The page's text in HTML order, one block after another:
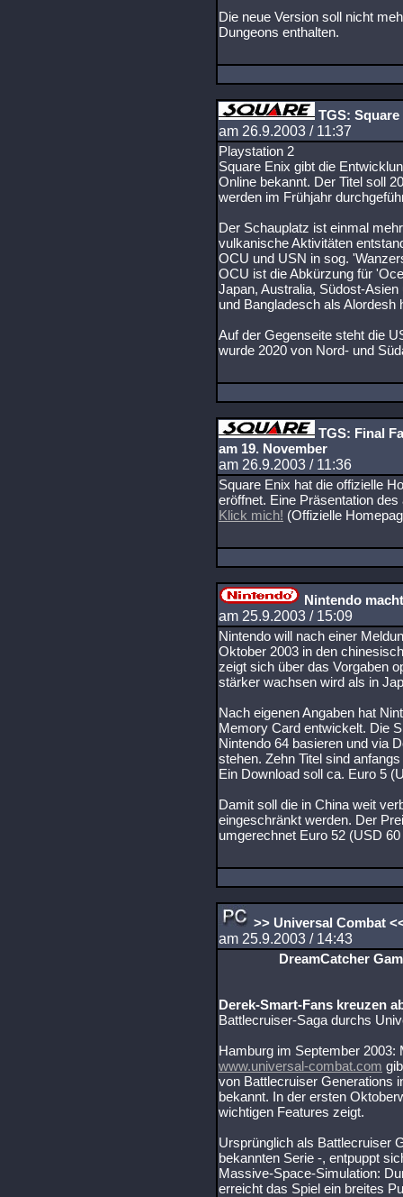
Die neue Version soll nicht
Dungeons enthalten.
TGS:
am 26.9.2003 / 11:37
Playstation 2
Square Enix gibt die
Online bekannt. Der Titel soll
werden im Frühjahr
Der Schauplatz ist einmal
vulkanische Aktivitäten
OCU und USN in sog.
OCU ist die Abkürzung für
Japan, Australia, Südost-
und Bangladesch als Alordesh
Auf der Gegenseite steht die
wurde 2020 von Nord- und
TGS: Final
am 19. November
am 26.9.2003 / 11:36
Square Enix hat die offizielle
eröffnet. Eine Präsentation
Klick mich! (Offizielle
Nintendo
am 25.9.2003 / 15:09
Nintendo will nach einer
Oktober 2003 in den
zeigt sich über das Vorgaben
stärker wachsen wird als in
Nach eigenen Angaben hat
Memory Card entwickelt. Die
Nintendo 64 basieren und via
stehen. Zehn Titel sind
Ein Download soll ca. Euro 5
Damit soll die in China weit
eingeschränkt werden. Der
umgerechnet Euro 52 (USD
>> Universal Combat
am 25.9.2003 / 14:43
DreamCatcher
Derek-Smart-Fans kreuzen
Battlecruiser-Saga durchs
Hamburg im September 2003:
www.universal-combat.com
von Battlecruiser Generations
bekannt. In der ersten
wichtigen Features zeigt.
Ursprünglich als Battlecruiser
bekannten Serie -, entpuppt
Massive-Space-Simulation:
erreicht das Spiel ein breites